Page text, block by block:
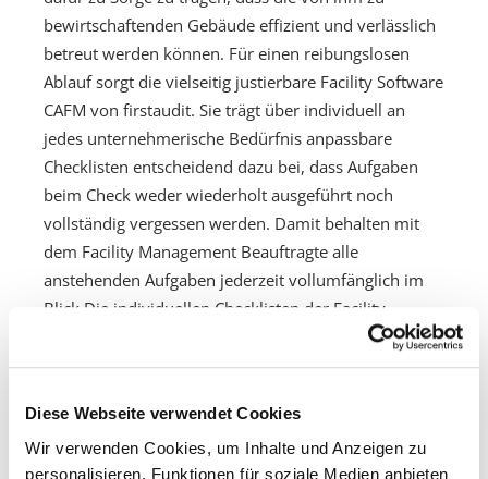
Diese Webseite verwendet Cookies
Wir verwenden Cookies, um Inhalte und Anzeigen zu
personalisieren, Funktionen für soziale Medien anbieten
bewirtschaftenden Gebäude effizient und verlässlich
betreut werden können. Für einen reibungslosen
Ablauf sorgt die vielseitig justierbare Facility Software
CAFM von firstaudit. Sie trägt über individuell an
jedes unternehmerische Bedürfnis anpassbare
Checklisten entscheidend dazu bei, dass Aufgaben
beim Check weder wiederholt ausgeführt noch
vollständig vergessen werden. Damit behalten mit
dem Facility Management Beauftragte alle
anstehenden Aufgaben jederzeit vollumfänglich im
Blick.Die individuellen Checklisten der Facility
Software CAFM von firstaudit sorgen also für eine
professionelle Performance des
effizientes Arbeiten. Ganz gleich, ob Sie sich um die
Instandhaltung von Gebäuden und Anlagen